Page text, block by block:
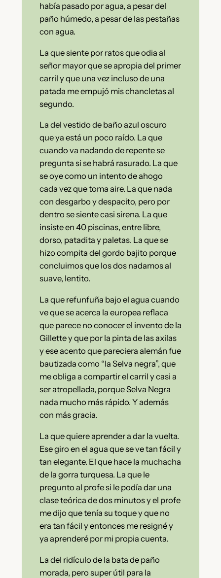
había pasado por agua, a pesar del
paño húmedo, a pesar de las pestañas
con agua.
La que siente por ratos que odia al
señor mayor que se apropia del primer
carril y que una vez incluso de una
patada me empujó mis chancletas al
segundo.
La del vestido de baño azul oscuro
que ya está un poco raído. La que
cuando va nadando de repente se
pregunta si se habrá rasurado. La que
se oye como un intento de ahogo
cada vez que toma aire. La que nada
con desgarbo y despacito, pero por
dentro se siente casi sirena. La que
insiste en 40 piscinas, entre libre,
dorso, patadita y paletas. La que se
hizo compita del gordo bajito porque
concluimos que los dos nadamos al
suave, lentito.
La que refunfuña bajo el agua cuando
ve que se acerca la europea reflaca
que parece no conocer el invento de la
Gillette y que por la pinta de las axilas
y ese acento que pareciera alemán fue
bautizada como “la Selva negra”, que
me obliga a compartir el carril y casi a
ser atropellada, porque Selva Negra
nada mucho más rápido. Y además
con más gracia.
La que quiere aprender a dar la vuelta.
Ese giro en el agua que se ve tan fácil y
tan elegante. El que hace la muchacha
de la gorra turquesa. La que le
pregunto al profe si le podía dar una
clase teórica de dos minutos y el profe
me dijo que tenía su toque y que no
era tan fácil y entonces me resigné y
ya aprenderé por mi propia cuenta.
La del ridículo de la bata de paño
morada, pero super útil para la